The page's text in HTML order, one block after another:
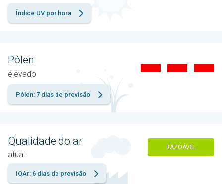
Índice UV por hora
Pólen
elevado
Pólen: 7 dias de previsão
Qualidade do ar
atual
RAZOÁVEL
IQAr: 6 dias de previsão